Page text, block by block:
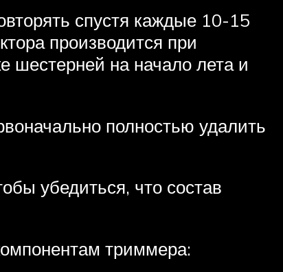
спустя каждые 10-15
производится при
шестерней на начало лета и
полностью удалить
убедиться, что состав
триммера: